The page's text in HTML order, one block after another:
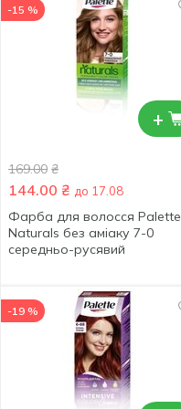
+
-15 %
169.00 ₴
144.00 ₴ до 17.08
Фарба для волосся Palette
Naturals без аміаку 7-0
середньо-русявий
-19 %